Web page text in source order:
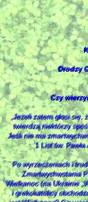
Drodzy
Czy
„Jeżeli zatem głosi się,
twierdzą niektórzy
Jeśli nie ma
1 List św.
Po wyrzeczeniach i
Zmartwychwstania
Wielkanoc (na Ukrainie
i grekokatolicy